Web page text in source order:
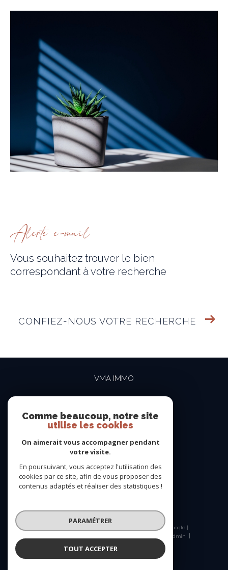
alerte e-mail
Vous souhaitez trouver le bien
correspondant à votre recherche
CONFIEZ-NOUS VOTRE RECHERCHE
VMA IMMO
contact@vma-immo.com
19 rue des Rosiéristes
NOUS SUIVRE SUR
© 2026 | Tous droits réservés | Traduction powered by Google |
Admin
Nos liens
Politique RGPD
Comme beaucoup, notre site
utilise les cookies
On aimerait vous accompagner pendant
votre visite.
En poursuivant, vous acceptez l'utilisation des
cookies par ce site, afin de vous proposer des
contenus adaptés et réaliser des statistiques !
PARAMÉTRER
TOUT ACCEPTER